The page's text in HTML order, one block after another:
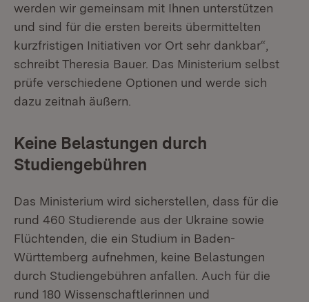
werden wir gemeinsam mit Ihnen unterstützen
und sind für die ersten bereits übermittelten
kurzfristigen Initiativen vor Ort sehr dankbar“,
schreibt Theresia Bauer. Das Ministerium selbst
prüfe verschiedene Optionen und werde sich
dazu zeitnah äußern.
Keine Belastungen durch
Studiengebühren
Das Ministerium wird sicherstellen, dass für die
rund 460 Studierende aus der Ukraine sowie
Flüchtenden, die ein Studium in Baden-
Württemberg aufnehmen, keine Belastungen
durch Studiengebühren anfallen. Auch für die
rund 180 Wissenschaftlerinnen und